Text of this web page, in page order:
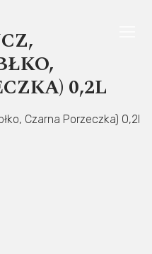
0,2L
Czarna Porzeczka) 0,2l